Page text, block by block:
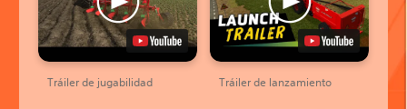
Tráiler de jugabilidad Tráiler de lanzamiento